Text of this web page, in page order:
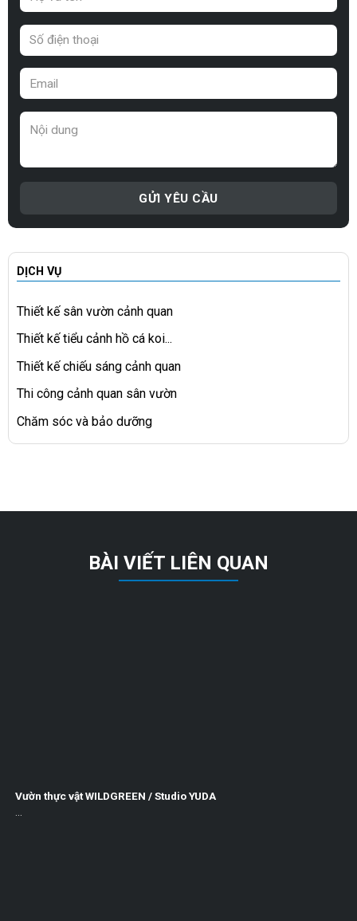
DỊCH VỤ
Thiết kế sân vườn cảnh quan
Thiết kế tiểu cảnh hồ cá koi...
Thiết kế chiếu sáng cảnh quan
Thi công cảnh quan sân vườn
Chăm sóc và bảo dưỡng
BÀI VIẾT LIÊN QUAN
Vườn thực vật WILDGREEN / Studio YUDA